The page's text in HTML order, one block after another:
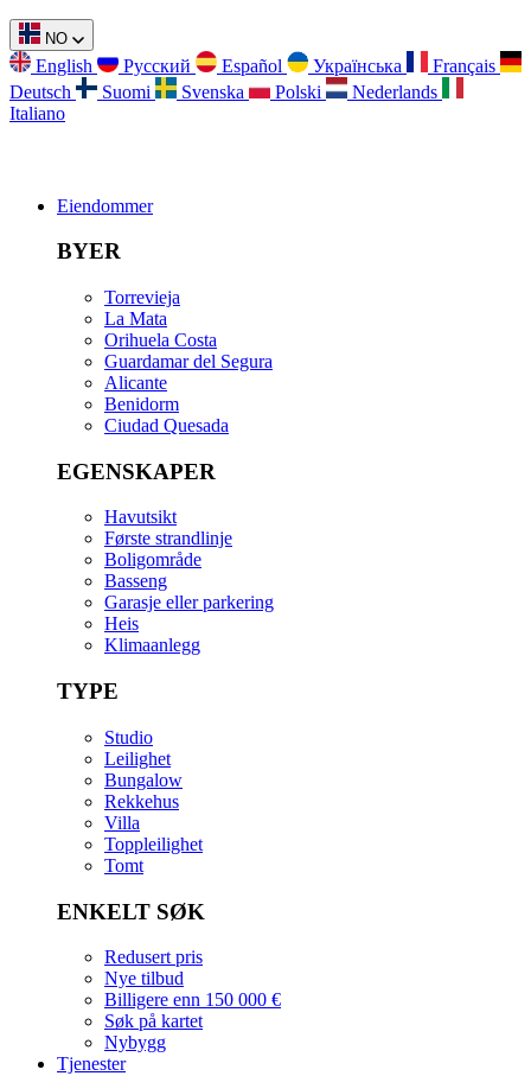
NO
English Русский Español Українська
Français
Deutsch
Suomi Svenska Polski
Nederlands
Italiano
Eiendommer
BYER
Torrevieja
La Mata
Orihuela Costa
Guardamar del Segura
Alicante
Benidorm
Ciudad Quesada
EGENSKAPER
Havutsikt
Første strandlinje
Boligområde
Basseng
Garasje eller parkering
Heis
Klimaanlegg
TYPE
Studio
Leilighet
Bungalow
Rekkehus
Villa
Toppleilighet
Tomt
ENKELT SØK
Redusert pris
Nye tilbud
Billigere enn 150 000 €
Søk på kartet
Nybygg
Tjenester